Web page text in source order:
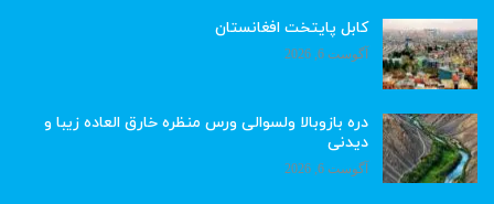
کابل پایتخت افغانستان
آگوست 6, 2026
دره بازوبالا ولسوالی ورس منظره خارق العاده زیبا و
دیدنی
آگوست 6, 2026